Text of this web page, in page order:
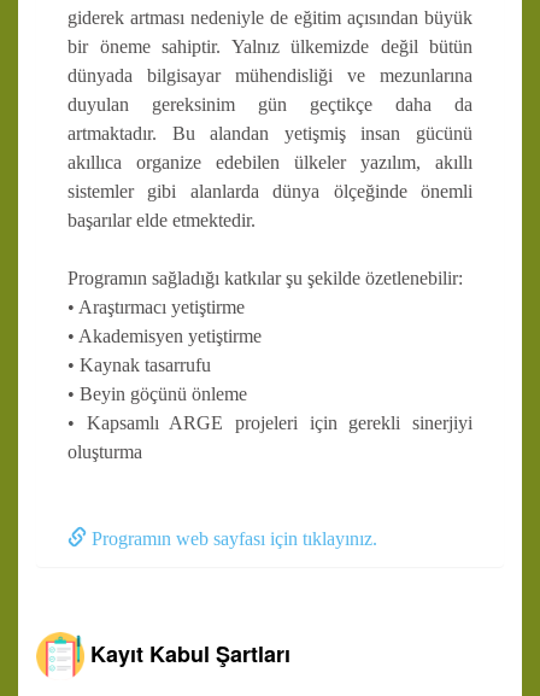
giderek artması nedeniyle de eğitim açısından büyük
bir öneme sahiptir. Yalnız ülkemizde değil bütün
dünyada bilgisayar mühendisliği ve mezunlarına
duyulan gereksinim gün geçtikçe daha da
artmaktadır. Bu alandan yetişmiş insan gücünü
akıllıca organize edebilen ülkeler yazılım, akıllı
sistemler gibi alanlarda dünya ölçeğinde önemli
başarılar elde etmektedir.
Programın sağladığı katkılar şu şekilde özetlenebilir:
• Araştırmacı yetiştirme
• Akademisyen yetiştirme
• Kaynak tasarrufu
• Beyin göçünü önleme
• Kapsamlı ARGE projeleri için gerekli sinerjiyi
oluşturma
Programın web sayfası için tıklayınız.
Kayıt Kabul Şartları